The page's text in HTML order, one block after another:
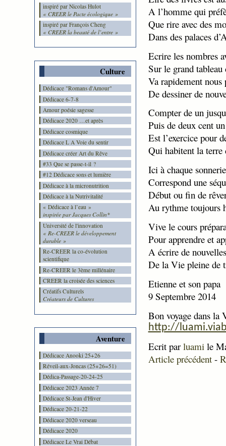
inspiré par Nicolas Hulot
« CREER le Pacte écologique »
inspiré par François Cheng
« CREER la beauté de l’entre »
Culture
Dédicace "Romans d'Amour"
Dédicace 6-7-8
Amour poésie sagesse
Dédicace 2020 …et après
Dédicace cosmique
Dédicace L A Voie du sentir
Dédicace créer Art du Rêve
#33 Que se passe-t-il ?
#12 Dédicace sons et lumière
Dédicace à la micronutrition
Dédicace à la Nutrivitalité
« Dédicace à l’eau »
inspirée par Jacques Collin*
Université de l'innovation
« Re-CREER le développement
durable »
Re-CREER la co-évolution
scientifique
Re-CREER le 3ème millénaire
CREER la croisée des sciences
Créatifs Culturels
Créateurs de Cultures
Aventure
Dédicace Anooki 25+26
Réveil-aux-Joncas (25+26=51)
Dédica-Passage-20-24-25
Dédicace 2023 Année 7
Dédicace St-Jean d'Hiver
Dédicace 20-21-22
Dédicace 2020 verseau
Dédicace 2020
Dédicace Le Vrai Débat
A l’homme qui
Que rire avec des
Dans des palaces
Ecrire les nombres
Sur le grand tableau
Va rapidement nous
De dessiner de
Compter de un
Puis de deux cent
Est l’exercice pour
Qui habitent la
Ici à chaque sonnerie
Correspond une
Début ou fin de
Au rythme toujours
Vive le cours
Pour apprendre et
A écrire de
De la Vie pleine de
Etienne et son papa
9 Septembre 2014
Bon voyage dans la
http://
Ecrit parluamile
Article précédent-